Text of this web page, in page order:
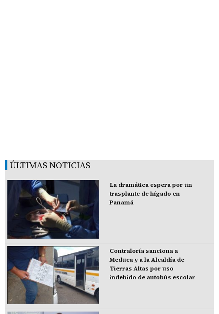
ÚLTIMAS NOTICIAS
La dramática espera por un
trasplante de hígado en
Panamá
Contraloría sanciona a
Meduca y a la Alcaldía de
Tierras Altas por uso
indebido de autobús escolar